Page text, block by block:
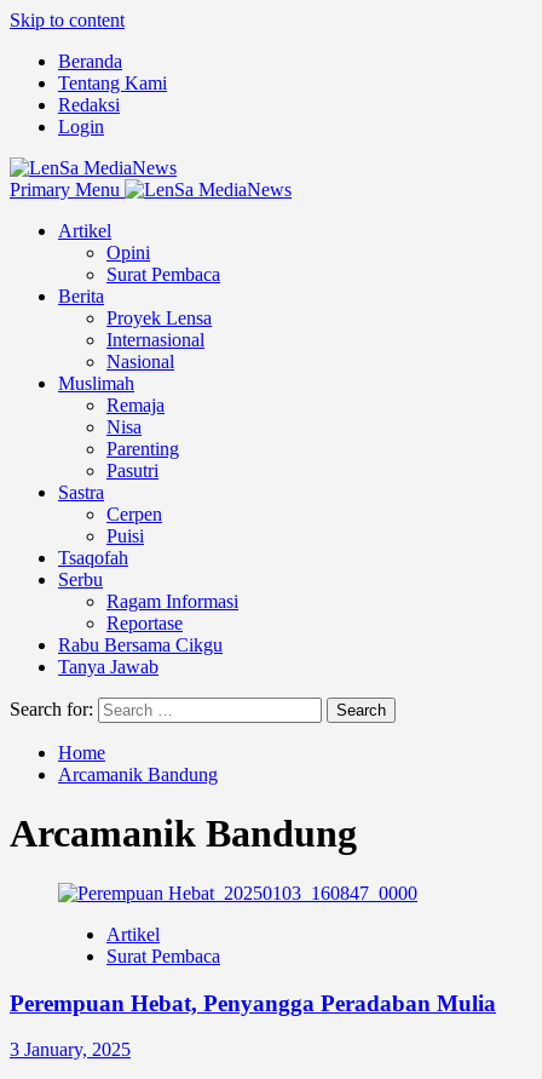
Skip to content
Beranda
Tentang Kami
Redaksi
Login
Primary Menu
Artikel
Opini
Surat Pembaca
Berita
Proyek Lensa
Internasional
Nasional
Muslimah
Remaja
Nisa
Parenting
Pasutri
Sastra
Cerpen
Puisi
Tsaqofah
Serbu
Ragam Informasi
Reportase
Rabu Bersama Cikgu
Tanya Jawab
Search for:
Home
Arcamanik Bandung
Arcamanik Bandung
Artikel
Surat Pembaca
Perempuan Hebat, Penyangga Peradaban Mulia
3 January, 2025